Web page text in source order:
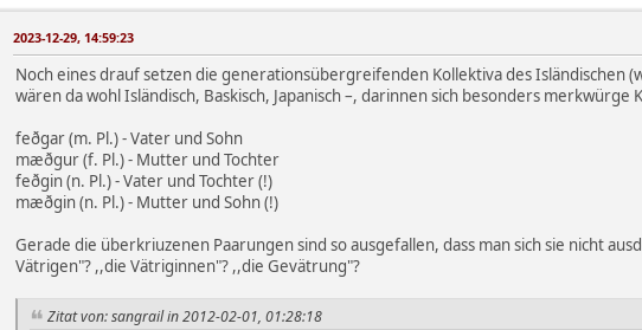
2023-12-29, 14:59:23
Noch eines drauf setzen die generationsübergreifenden Kollektiva des Isländischen
wären da wohl Isländisch, Baskisch, Japanisch –, darinnen sich besonders merkwürge
feðgar (m. Pl.) - Vater und Sohn
mæðgur (f. Pl.) - Mutter und Tochter
feðgin (n. Pl.) - Vater und Tochter (!)
mæðgin (n. Pl.) - Mutter und Sohn (!)
Gerade die überkriuzenen Paarungen sind so ausgefallen, dass man sich sie nicht
Vätrigen"? ,,die Vätriginnen"? ,,die Gevätrung"?
Zitat von: sangrail in 2012-02-01, 01:28:18